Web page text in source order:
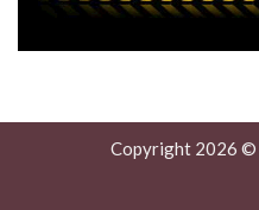
Copyright 2026 ©